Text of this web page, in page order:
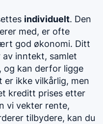
individuelt. Den
med, er ofte
god økonomi. Ditt
av inntekt, samlet
og kan derfor ligge
ikke vilkårlig, men
kreditt prises etter
vi vekter rente,
tilbydere, kan du